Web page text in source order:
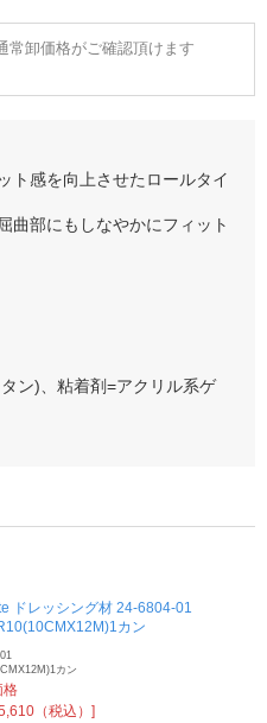
常卸価格がご確認頂けます
ト感を向上させたロールタイ
曲部にもしなやかにフィット
ン)、粘着剤=アクリル系ゲ
ドレッシング材 24-6804-01
カン
カン
格
（税込）]